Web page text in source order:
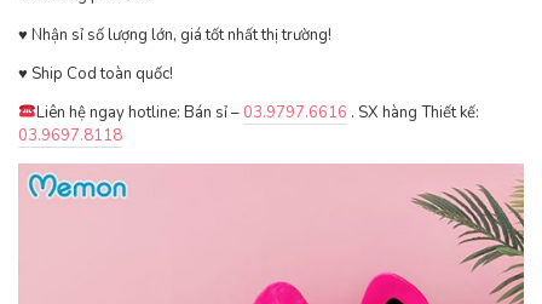
♥ ️Nhận sỉ số lượng lớn, giá tốt nhất thị trường!
♥ ️Ship Cod toàn quốc!
Liên hệ ngay hotline: Bán sỉ – 03.9797.6616 . SX hàng Thiết kế:
03.9697.8118